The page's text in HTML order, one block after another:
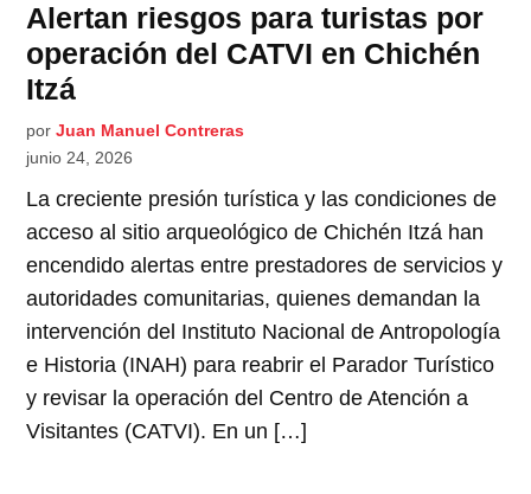
Alertan riesgos para turistas por
operación del CATVI en Chichén
Itzá
por Juan Manuel Contreras
junio 24, 2026
La creciente presión turística y las condiciones de
acceso al sitio arqueológico de Chichén Itzá han
encendido alertas entre prestadores de servicios y
autoridades comunitarias, quienes demandan la
intervención del Instituto Nacional de Antropología
e Historia (INAH) para reabrir el Parador Turístico
y revisar la operación del Centro de Atención a
Visitantes (CATVI). En un […]